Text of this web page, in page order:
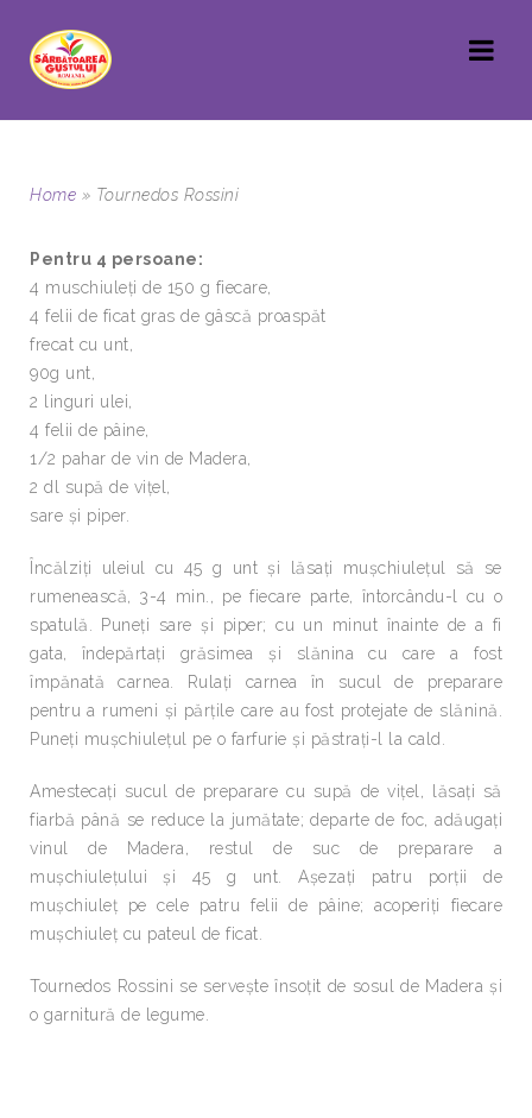
Home » Tournedos Rossini
Pentru 4 persoane:
4 muschiuleţi de 150 g fiecare,
4 felii de ficat gras de gâscă proaspăt
frecat cu unt,
90g unt,
2 linguri ulei,
4 felii de pâine,
1/2 pahar de vin de Madera,
2 dl supă de viţel,
sare şi piper.
Încălziţi uleiul cu 45 g unt şi lăsaţi muşchiuleţul să se
rumenească, 3-4 min., pe fiecare parte, întorcându-l cu o
spatulă. Puneţi sare şi piper; cu un minut înainte de a fi
gata, îndepărtaţi grăsimea şi slănina cu care a fost
împănată carnea. Rulaţi carnea în sucul de preparare
pentru a rumeni şi părţile care au fost protejate de slănină.
Puneţi muşchiuleţul pe o farfurie şi păstraţi-l la cald.
Amestecaţi sucul de preparare cu supă de viţel, lăsaţi să
fiarbă până se reduce la jumătate; departe de foc, adăugaţi
vinul de Madera, restul de suc de preparare a
muşchiuleţului şi 45 g unt. Aşezaţi patru porţii de
muşchiuleţ pe cele patru felii de pâine; acoperiţi fiecare
muşchiuleţ cu pateul de ficat.
Tournedos Rossini se serveşte însoţit de sosul de Madera şi
o garnitură de legume.